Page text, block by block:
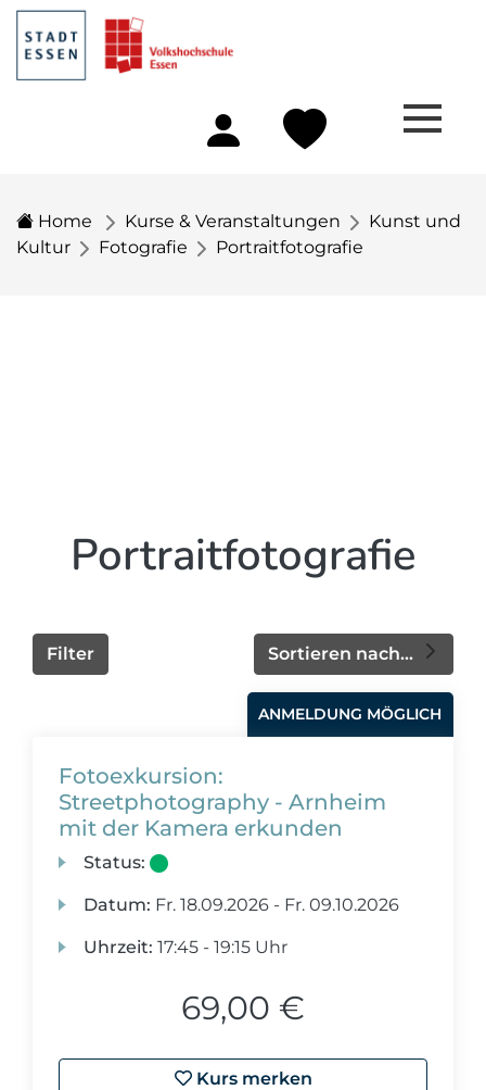
Home Kurse & Veranstaltungen
Kunst und
Kultur
Fotografie Portraitfotografie
Portraitfotografie
Sortieren nach...
Filter
ANMELDUNG MÖGLICH
Fotoexkursion:
Streetphotography - Arnheim
mit der Kamera erkunden
Status:
Datum: Fr. 18.09.2026 - Fr. 09.10.2026
Uhrzeit: 17:45 - 19:15 Uhr
69,00 €
Kurs merken